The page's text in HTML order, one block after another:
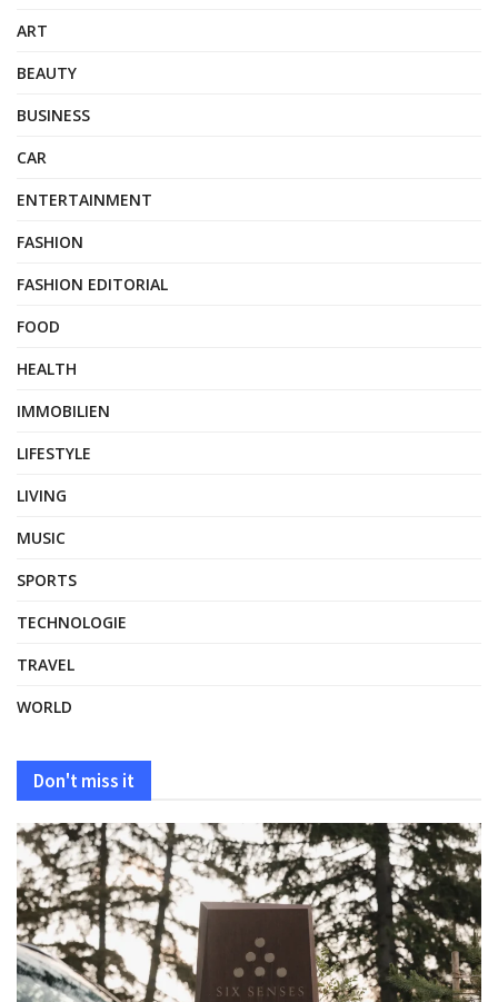
ART
BEAUTY
BUSINESS
CAR
ENTERTAINMENT
FASHION
FASHION EDITORIAL
FOOD
HEALTH
IMMOBILIEN
LIFESTYLE
LIVING
MUSIC
SPORTS
TECHNOLOGIE
TRAVEL
WORLD
Don't miss it